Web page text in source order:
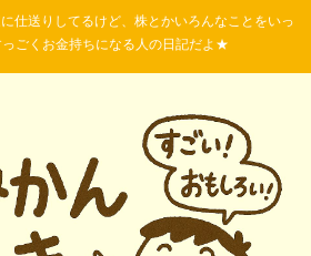
仕送りしてるけど、株とかいろんなことをいっ
ごくお金持ちになる人の日記だよ★